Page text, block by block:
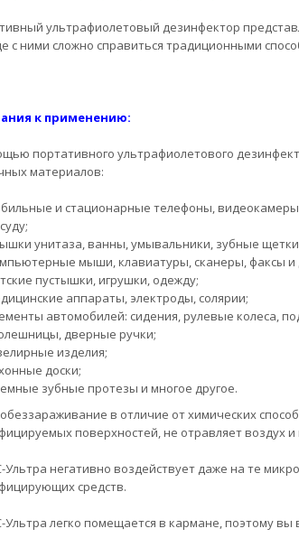
ультрафиолетовый дезинфектор
с ними сложно справиться традиционными
к применению:
портативного ультрафиолетового
материалов:
и стационарные телефоны,
унитаза, ванны, умывальники, зубные
мыши, клавиатуры, сканеры, факсы и
пустышки, игрушки, одежду;
аппараты, электроды, солярии;
автомобилей: сидения, рулевые колеса,
дверные ручки;
изделия;
доски;
зубные протезы и многое другое.
в отличие от химических
поверхностей, не отравляет воздух
негативно воздействует даже на те
средств.
легко помещается в кармане, поэтому вы